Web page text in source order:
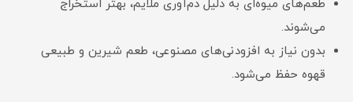
طعم‌های میوه‌ای به دلیل دم‌آوری ملایم، بهتر استخراج
می‌شوند.
بدون نیاز به افزودنی‌های مصنوعی، طعم شیرین و طبیعی
قهوه حفظ می‌شود.